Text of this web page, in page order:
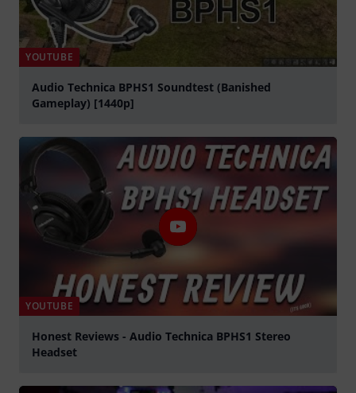
YOUTUBE
Audio Technica BPHS1 Soundtest (Banished
Gameplay) [1440p]
YOUTUBE
Honest Reviews - Audio Technica BPHS1 Stereo
Headset